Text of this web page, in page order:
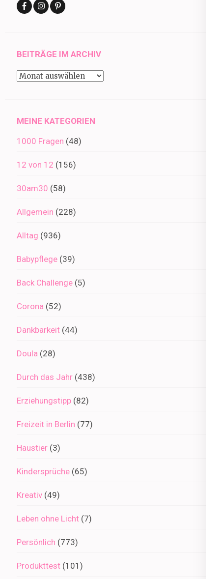
BEITRÄGE IM ARCHIV
Beiträge
MEINE KATEGORIEN
1000 Fragen (48)
12 von 12 (156)
30am30 (58)
Allgemein (228)
Alltag (936)
Babypflege (39)
Back Challenge (5)
Corona (52)
Dankbarkeit (44)
Doula (28)
Durch das Jahr (438)
Erziehungstipp (82)
Freizeit in Berlin (77)
Haustier (3)
Kindersprüche (65)
Kreativ (49)
Leben ohne Licht (7)
Persönlich (773)
Produkttest (101)